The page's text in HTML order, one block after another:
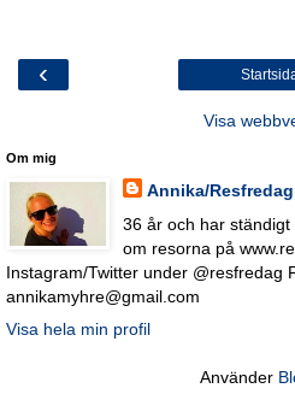
‹
Visa
Om mig
Annika/Resfredag
36 år och har
om resorna på
Instagram/Twitter under @resfredag
annikamyhre@gmail.com
Visa hela min profil
Använder